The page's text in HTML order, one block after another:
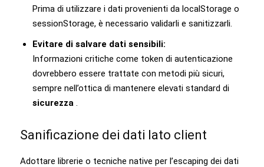
Prima di utilizzare i dati provenienti da localStorage o
sessionStorage, è necessario validarli e sanitizzarli.
Evitare di salvare dati sensibili:
Informazioni critiche come token di autenticazione
dovrebbero essere trattate con metodi più sicuri,
sempre nell’ottica di mantenere elevati standard di
sicurezza
Sanificazione dei dati lato client
Adottare librerie o tecniche native per l’escaping dei dati